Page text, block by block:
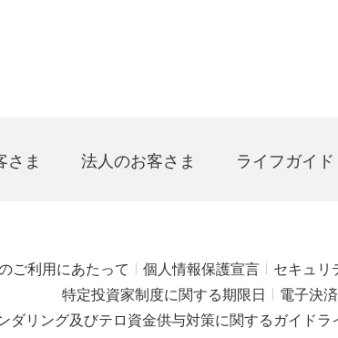
さま 法人のお客さま ライフガイド
ご利用にあたって 個人情報保護宣言 セキュリ
特定投資家制度に関する期限日
電子決
ダリング及びテロ資金供与対策に関するガイド